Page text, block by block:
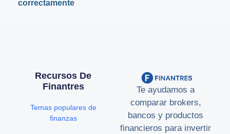
correctamente
Te ayudamos a
comparar brokers,
bancos y productos
financieros para invertir
Recursos De
Finantres
Temas populares de
finanzas